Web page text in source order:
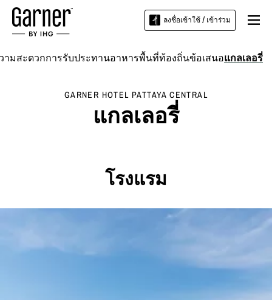
ลงชื่อเข้าใช้ / เข้าร่วม
ามสะดวกการรับประทานอาหารพื้นที่ท้องถิ่นข้อเสนอแกลเลอรี่
GARNER HOTEL PATTAYA CENTRAL
แกลเลอรี่
โรงแรม